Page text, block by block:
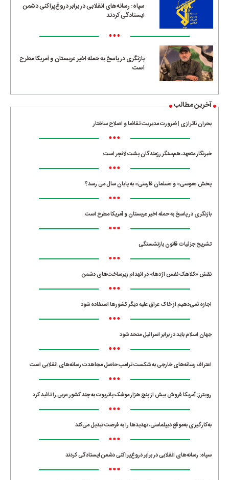
سپاه: رسانه‌های انقلابی در برابر دروغ‌پراکنی دشمن
ایستادگی کردند
•••
بازنگری در پاسخ به حمله اخیر عربستان و آمریکا مطرح
است
آخرین مطالب
بحران ناترازی | ضرورت مدیریت تقاضا و اصلاح ساختار
•••
خبرنگار متعهد، هم‌سنگر رزمندگان پشت لانچر است
•••
پخش «موسی» و «سلمان فارسی» به پایان سال می رسد؟
•••
بازنگری در پاسخ به حمله اخیر عربستان و آمریکا مطرح است
•••
تشریح جزئیات قانون بازنشستگی
•••
نقش «کلاهک نفس اژدها» در انهدام زیرساخت‌های دشمن
•••
اجازه نمی‌دهیم از خاک عراق علیه دیگر کشورها استفاده شود
•••
جهان اسلام باید در برابر اسرائیل متحد شود
•••
اعتراف رسانه‌های خارجی به شکست ترامپ حاصل مجاهدت رسانه‌های انقلابی است
•••
رویترز: آمریکا فروش بیش از پنج هزار موشک پاتریوت به چند کشور عربی را تائید کرد
•••
به‌کارگیری به‌موقع دیپلماسی، تهدیدها را به فرصت تبدیل می‌کند
•••
سپاه: رسانه‌های انقلابی در برابر دروغ‌پراکنی دشمن ایستادگی کردند
•••